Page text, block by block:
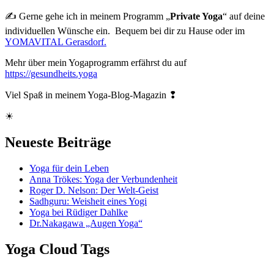
✍ Gerne gehe ich in meinem Programm „Private Yoga“ auf deine
individuellen Wünsche ein. Bequem bei dir zu Hause oder im
YOMAVITAL Gerasdorf.
Mehr über mein Yogaprogramm erfährst du auf
https://gesundheits.yoga
Viel Spaß in meinem Yoga-Blog-Magazin ❢
☀
Neueste Beiträge
Yoga für dein Leben
Anna Trökes: Yoga der Verbundenheit
Roger D. Nelson: Der Welt-Geist
Sadhguru: Weisheit eines Yogi
Yoga bei Rüdiger Dahlke
Dr.Nakagawa „Augen Yoga“
Yoga Cloud Tags